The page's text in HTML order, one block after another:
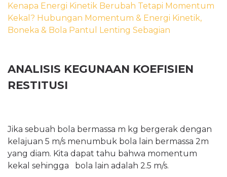
Kenapa Energi Kinetik Berubah Tetapi Momentum
Kekal? Hubungan Momentum & Energi Kinetik,
Boneka & Bola Pantul Lenting Sebagian
ANALISIS KEGUNAAN KOEFISIEN
RESTITUSI
Jika sebuah bola bermassa m kg bergerak dengan
kelajuan 5 m/s menumbuk bola lain bermassa 2m
yang diam. Kita dapat tahu bahwa momentum
kekal sehingga bola lain adalah 2.5 m/s.